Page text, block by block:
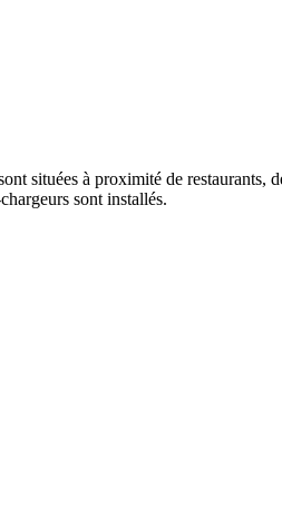
situées à proximité de
sont installés.